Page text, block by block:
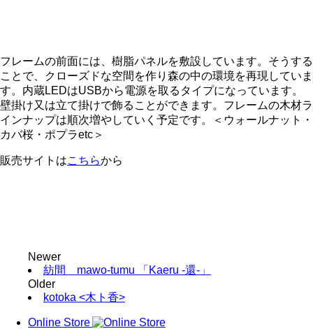
フレームの前面には、樹脂パネルを敷設しています。そうする
ことで、クローズドな空間を作り森の中の環境を再現していま
す。内蔵LEDはUSBから電源を取るタイプになっています。
壁掛け又は立て掛けで飾ることができます。フレームの木材ラ
インナップは順次増やしていく予定です。＜ウォールナット・
カバ桜・ポプラetc＞
販売サイトはこちらから
Newer
紡間 mawo-tumu 「Kaeru -還-」
Older
kotoka <木ト香>
Online Store